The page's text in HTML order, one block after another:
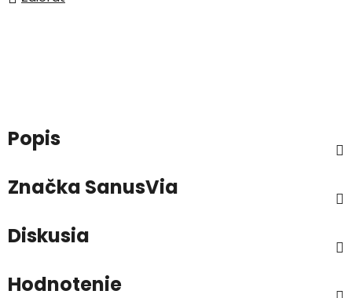
Popis
Značka SanusVia
Diskusia
Hodnotenie